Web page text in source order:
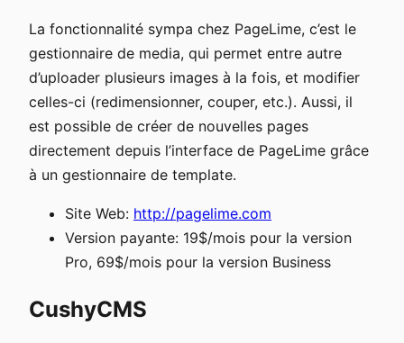
La fonctionnalité sympa chez PageLime, c’est le
gestionnaire de media, qui permet entre autre
d’uploader plusieurs images à la fois, et modifier
celles-ci (redimensionner, couper, etc.). Aussi, il
est possible de créer de nouvelles pages
directement depuis l’interface de PageLime grâce
à un gestionnaire de template.
Site Web: http://pagelime.com
Version payante: 19$/mois pour la version
Pro, 69$/mois pour la version Business
CushyCMS